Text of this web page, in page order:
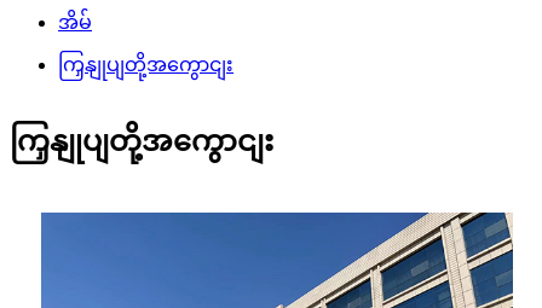
အိမ်
ကြှနျုပျတို့အကွောငျး
ကြှနျုပျတို့အကွောငျး